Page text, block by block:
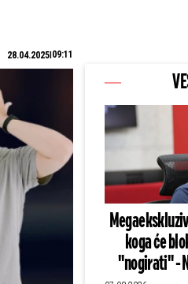
28.04.2025 09:11
koga će
"nogirati" -